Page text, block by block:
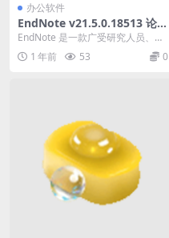
办公软件
EndNote v21.5.0.18513 论文
文献管理软件激活版
EndNote 是一款广受研究人员、学
生和图书管理员喜爱的文献管理软
件。它不仅支...
1 年前 53 0